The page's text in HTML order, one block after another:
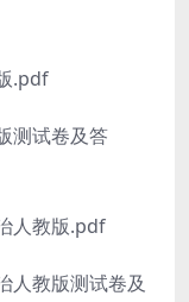
.pdf
测试卷及答
人教版.pdf
教版测试卷及